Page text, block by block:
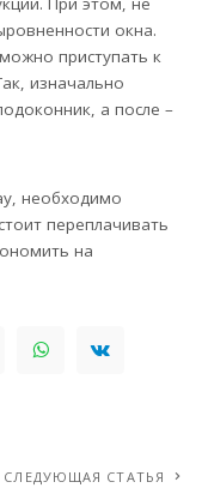
окна.
приступать к
изначально
а после –
необходимо
переплачивать
на
СЛЕДУЮЩАЯ СТАТЬЯ